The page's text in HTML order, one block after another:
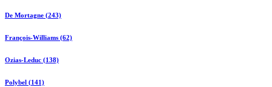
De Mortagne (243)
François-Williams (62)
Ozias-Leduc (138)
Polybel (141)